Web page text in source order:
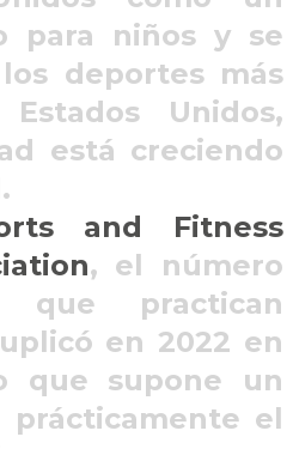
para niños y se
deportes más
Unidos,
está creciendo
and Fitness
, el número
que practican
en 2022 en
que supone un
el